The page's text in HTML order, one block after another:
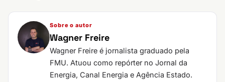
Sobre o autor
Wagner Freire
Wagner Freire é jornalista graduado pela
FMU. Atuou como repórter no Jornal da
Energia, Canal Energia e Agência Estado.